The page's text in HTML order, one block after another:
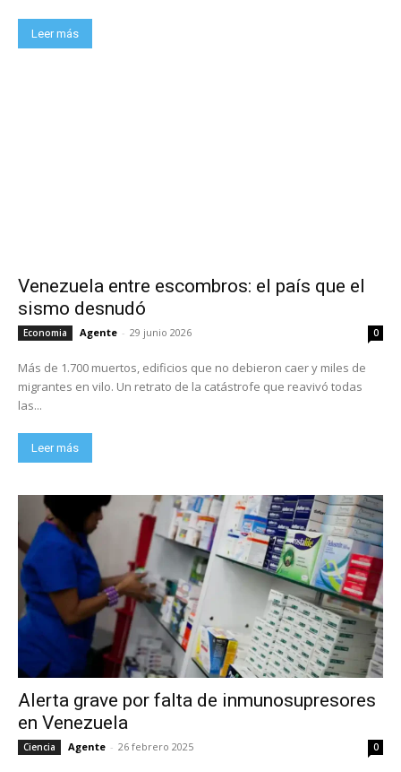
Leer más
Venezuela entre escombros: el país que el
sismo desnudó
Economia Agente - 29 junio 2026 0
Más de 1.700 muertos, edificios que no debieron caer y miles de
migrantes en vilo. Un retrato de la catástrofe que reavivó todas
las...
Leer más
Alerta grave por falta de inmunosupresores
en Venezuela
Ciencia Agente - 26 febrero 2025 0